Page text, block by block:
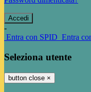
-
Entra con SPID Entra
Seleziona utente
button close ×